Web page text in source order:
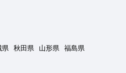
県 秋田県 山形県
福島県